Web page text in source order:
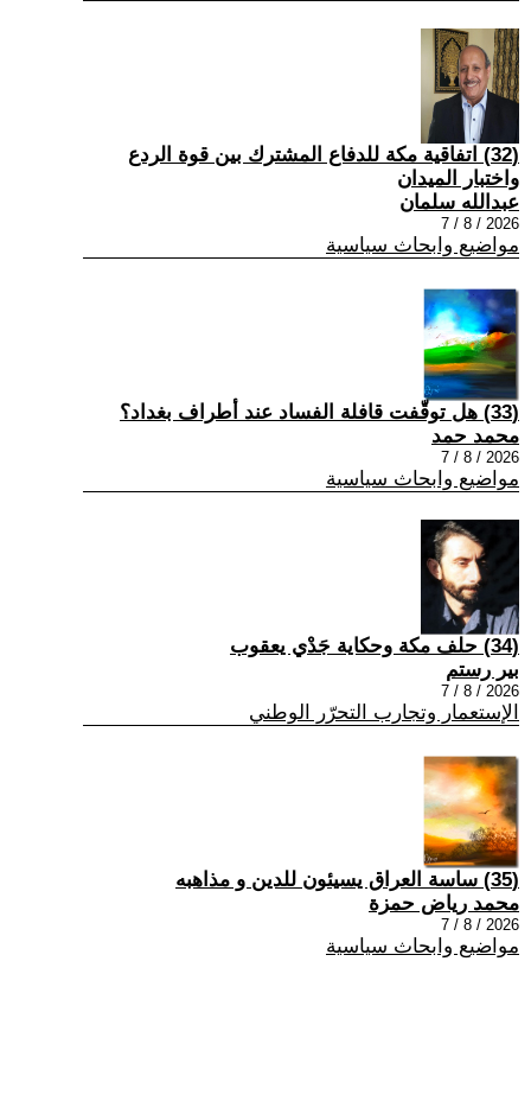
(32) اتفاقية مكة للدفاع المشترك بين قوة الردع
واختبار الميدان
عبدالله سلمان
2026 / 8 / 7
مواضيع وابحاث سياسية
(33) هل توقّفت قافلة الفساد عند أطراف بغداد؟
محمد حمد
2026 / 8 / 7
مواضيع وابحاث سياسية
(34) حلف مكة وحكاية جَدْي يعقوب
بير رستم
2026 / 8 / 7
الإستعمار وتجارب التحرّر الوطني
(35) ساسة العراق يسيئون للدين و مذاهبه
محمد رياض حمزة
2026 / 8 / 7
مواضيع وابحاث سياسية